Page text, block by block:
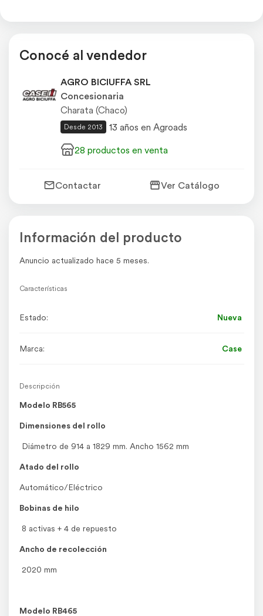
Conocé al vendedor
AGRO BICIUFFA SRL
Concesionaria
Charata (Chaco)
Desde 2013
13 años en Agroads
28 productos en venta
Contactar Ver Catálogo
Información del producto
Anuncio actualizado hace 5 meses.
Características
Estado: Nueva
Marca: Case
Descripción
Modelo RB565
Dimensiones del rollo
Diámetro de 914 a 1829 mm. Ancho 1562 mm
Atado del rollo
Automático/Eléctrico
Bobinas de hilo
8 activas + 4 de repuesto
Ancho de recolección
2020 mm
Modelo RB465